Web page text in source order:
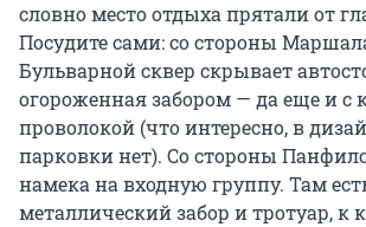
словно место отдыха прятали от
Посудите сами: со стороны
Бульварной сквер скрывает
огороженная забором — да еще и с
проволокой (что интересно, в
парковки нет). Со стороны
намека на входную группу. Там
металлический забор и тротуар, к